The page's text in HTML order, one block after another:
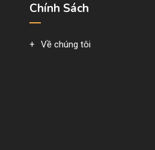
Chính Sách
Về chúng tôi